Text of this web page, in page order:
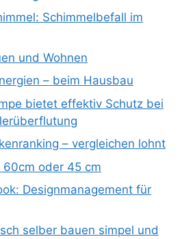
Schimmelbefall im
und Wohnen
– beim Hausbau
bietet effektiv Schutz bei
– vergleichen lohnt
60cm oder 45 cm
Designmanagement für
selber bauen simpel und